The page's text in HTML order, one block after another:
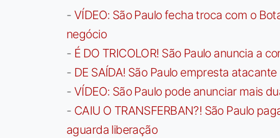
- VÍDEO: São Paulo fecha troca com o
negócio
- É DO TRICOLOR! São Paulo anuncia a
- DE SAÍDA! São Paulo empresta
- VÍDEO: São Paulo pode anunciar mais
- CAIU O TRANSFERBAN?! São Paulo
aguarda liberação